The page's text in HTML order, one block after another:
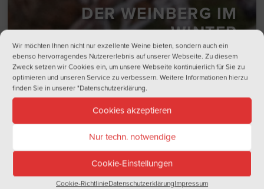
Wir möchten Ihnen nicht nur exzellente Weine bieten, sondern auch ein
ebenso hervorragendes Nutzererlebnis auf unserer Webseite. Zu diesem
Zweck setzen wir Cookies ein, um unsere Webseite kontinuierlich für Sie zu
optimieren und unseren Service zu verbessern. Weitere Informationen hierzu
finden Sie in unserer"Datenschutzerklärung.
Cookies akzeptieren
Nur techn. notwendige
Cookie-Einstellungen
Cookie-RichtlinieDatenschutzerklärungImpressum
DER WEINBERG IM
WINTER
Noch sind unsere Weinberge in ihrer wohlverdienten Winterruhe. Nach
der letzten Ernte haben wir die Erde umgepflügt damit diese sich
erholen kann. So bereitet sich der Boden bestens für die nächsten
Trauben vor. Auch der Weinstock sammelt jetzt Kraft für das nächste
Jahr. Die Winterruhe und den stärksten Frost warten wir ab, bevor das
neue Weinjahr beginnt. Die erste Aufgabe im Weinberg ist ab
Januar/Februar der Rebschnitt. Altes Holz wird hierbei in Handarbeit
entfernt und die Zahl der Fruchtruten wird bestimmt. Dabei steht